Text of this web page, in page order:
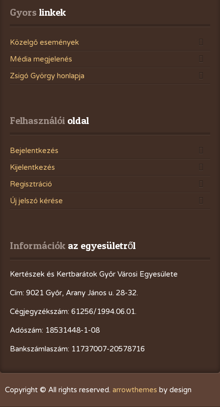
Gyors linkek
Közelgő események
Média megjelenés
Zsigó György honlapja
Felhasználói oldal
Bejelentkezés
Kijelentkezés
Regisztráció
Új jelszó kérése
Információk az egyesületről
Kertészek és Kertbarátok Győr Városi Egyesülete
Cím: 9021 Győr, Arany János u. 28-32.
Cégjegyzékszám: 61256/1994.06.01.
Adószám: 18531448-1-08
Bankszámlaszám: 11737007-20578716
Copyright © All rights reserved. arrowthemes by design